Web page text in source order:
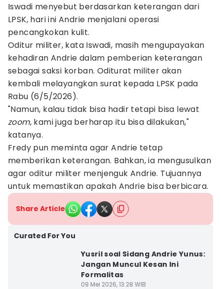
Iswadi menyebut berdasarkan keterangan dari
LPSK, hari ini Andrie menjalani operasi
pencangkokan kulit.
Oditur militer, kata Iswadi, masih mengupayakan
kehadiran Andrie dalam pemberian keterangan
sebagai saksi korban. Oditurat militer akan
kembali melayangkan surat kepada LPSK pada
Rabu (6/5/2026).
"Namun, kalau tidak bisa hadir tetapi bisa lewat
zoom, kami juga berharap itu bisa dilakukan,"
katanya.
Fredy pun meminta agar Andrie tetap
memberikan keterangan. Bahkan, ia mengusulkan
agar oditur militer menjenguk Andrie. Tujuannya
untuk memastikan apakah Andrie bisa berbicara.
Share Article
Curated For You
Yusril soal Sidang Andrie Yunus:
Jangan Muncul Kesan Ini
Formalitas
09 Mei 2026, 13:28 WIB